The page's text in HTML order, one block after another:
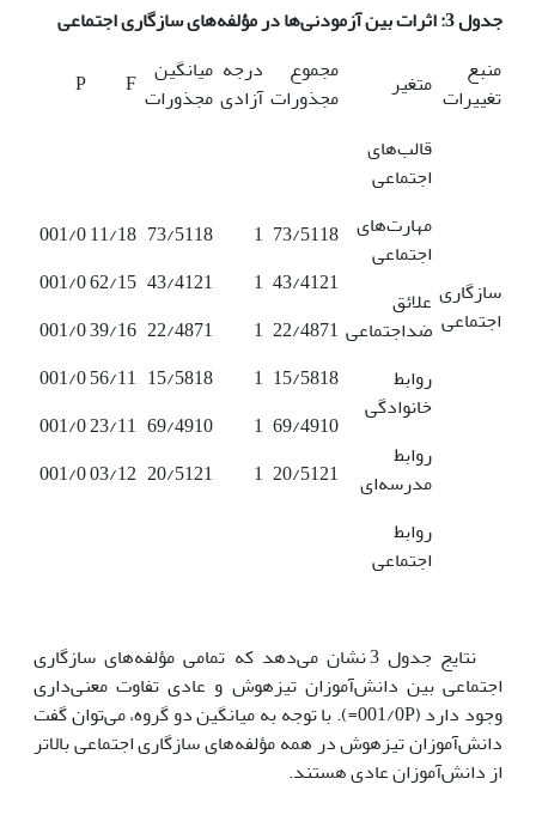
جدول 3: اثرات بین آزمودنی‌ها در مؤلفه‌های سازگاری اجتماعی
منبع
تغییرات متغیر
مجموع
مجذورات
درجه
آزادی
میانگین
مجذورات F
P
سازگاری
اجتماعی
قالب‌های
اجتماعی‌
مهارت‌های
اجتماعی‌
علائق‌
ضداجتماعی‌
روابط‌
خانوادگی
روابط‌
مدرسه‌ای
روابط‌
اجتماعی
73/5118
43/4121
22/4871
15/5818
69/4910
20/5121
1
1
1
1
1
1
73/5118
43/4121
22/4871
15/5818
69/4910
20/5121
11/18
62/15
39/16
56/11
23/11
03/12
001/0
001/0
001/0
001/0
001/0
001/0
نتایج جدول 3 نشان می‌دهد که تمامی مؤلفه‌های سازگاری
اجتماعی بین دانش‌آموزان تیزهوش و عادی تفاوت معنی‌داری
وجود دارد (001/0P=). با توجه به میانگین دو گروه، می‌توان گفت
دانش‌آموزان تیزهوش در همه مؤلفه‌های سازگاری اجتماعی بالاتر
از دانش‌آموزان عادی هستند.